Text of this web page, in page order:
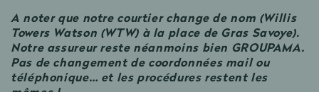
A noter que notre courtier change de nom (Willis
Towers Watson (WTW) à la place de Gras Savoye).
Notre assureur reste néanmoins bien GROUPAMA.
Pas de changement de coordonnées mail ou
téléphonique… et les procédures restent les